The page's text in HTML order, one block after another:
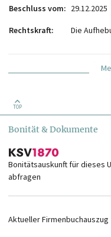
Beschluss vom 29.12.2025
Rechtskraft Die
TOP
Bonität & Dokumente
Bonitätsauskunft für dieses
abfragen
Aktueller Firmenbuchauszug